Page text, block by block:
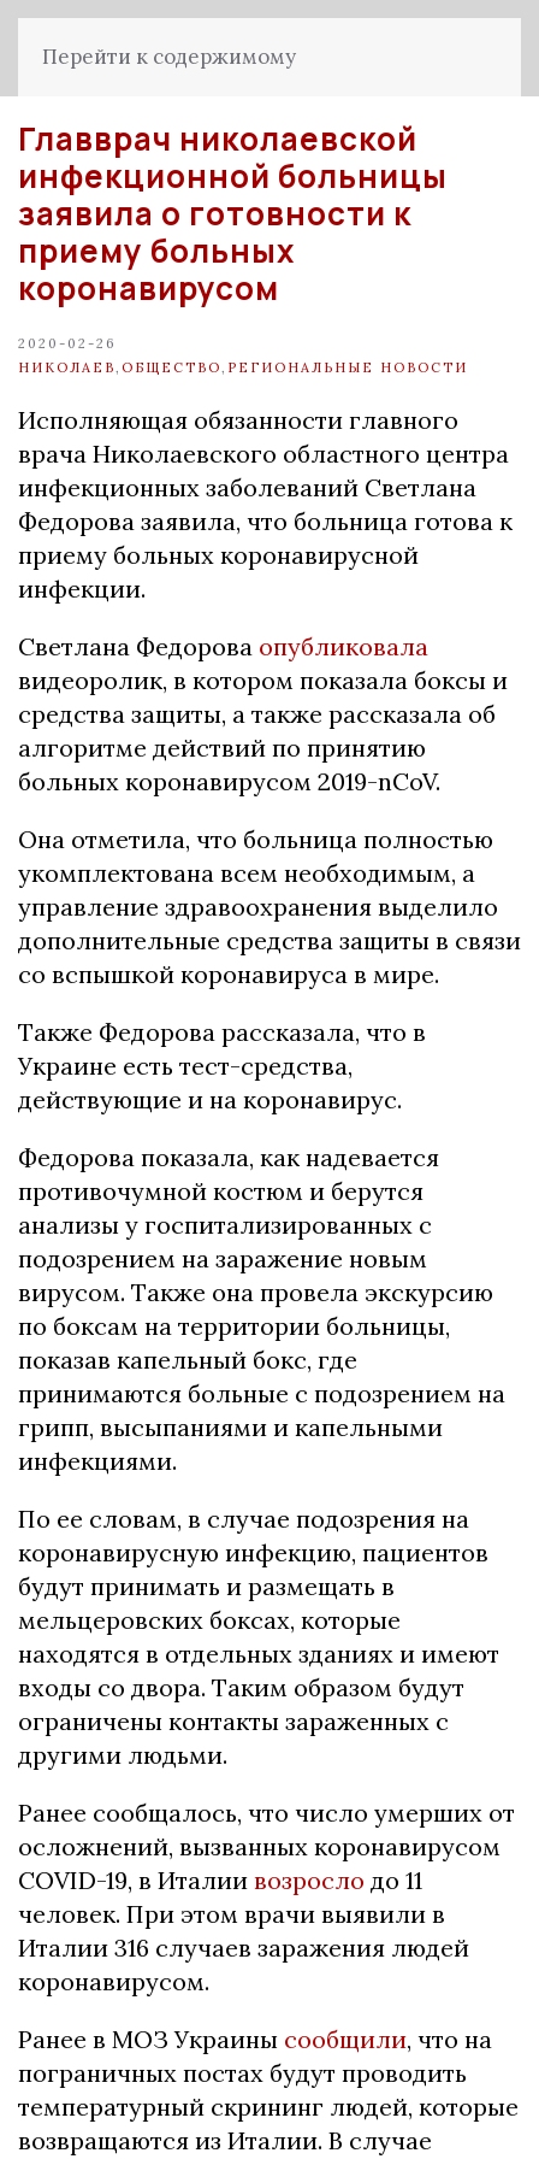
Перейти к содержимому
Главврач николаевской
инфекционной больницы
заявила о готовности к
приему больных
коронавирусом
2020-02-26
НИКОЛАЕВ ОБЩЕСТВО РЕГИОНАЛЬНЫЕ НОВОСТИ
Исполняющая обязанности главного
врача Николаевского областного центра
инфекционных заболеваний Светлана
Федорова заявила, что больница готова к
приему больных коронавирусной
инфекции.
Светлана Федорова опубликовала
видеоролик, в котором показала боксы и
средства защиты, а также рассказала об
алгоритме действий по принятию
больных коронавирусом 2019-nCoV.
Она отметила, что больница полностью
укомплектована всем необходимым, а
управление здравоохранения выделило
дополнительные средства защиты в связи
со вспышкой коронавируса в мире.
Также Федорова рассказала, что в
Украине есть тест-средства,
действующие и на коронавирус.
Федорова показала, как надевается
противочумной костюм и берутся
анализы у госпитализированных с
подозрением на заражение новым
вирусом. Также она провела экскурсию
по боксам на территории больницы,
показав капельный бокс, где
принимаются больные с подозрением на
грипп, высыпаниями и капельными
инфекциями.
По ее словам, в случае подозрения на
коронавирусную инфекцию, пациентов
будут принимать и размещать в
мельцеровских боксах, которые
находятся в отдельных зданиях и имеют
входы со двора. Таким образом будут
ограничены контакты зараженных с
другими людьми.
Ранее сообщалось, что число умерших от
осложнений, вызванных коронавирусом
COVID-19, в Италии возросло до 11
человек. При этом врачи выявили в
Италии 316 случаев заражения людей
коронавирусом.
Ранее в МОЗ Украины сообщили, что на
пограничных постах будут проводить
температурный скрининг людей, которые
возвращаются из Италии. В случае